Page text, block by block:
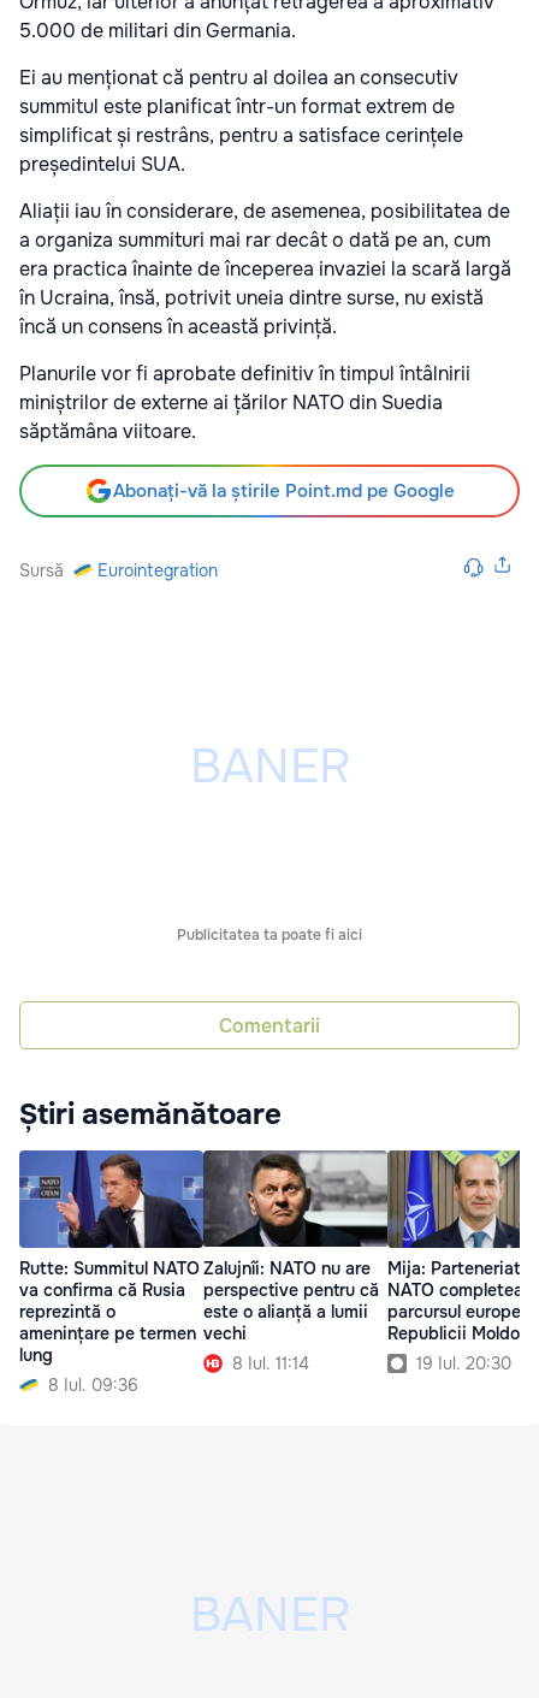
5.000 de militari din Germania.
Ei au menționat că pentru al doilea an consecutiv
summitul este planificat într-un format extrem de
simplificat și restrâns, pentru a satisface cerințele
președintelui SUA.
Aliații iau în considerare, de asemenea, posibilitatea de
a organiza summituri mai rar decât o dată pe an, cum
era practica înainte de începerea invaziei la scară largă
în Ucraina, însă, potrivit uneia dintre surse, nu există
încă un consens în această privință.
Planurile vor fi aprobate definitiv în timpul întâlnirii
miniștrilor de externe ai țărilor NATO din Suedia
săptămâna viitoare.
Abonați-vă la știrile Point.md pe Google
Sursă Eurointegration
Publicitatea ta poate fi aici
Comentarii
Știri asemănătoare
Rutte: Summitul NATO
va confirma că Rusia
reprezintă o
amenințare pe termen
lung
8 Iul. 09:36
Zalujnîi: NATO nu are
perspective pentru că
este o alianță a lumii
vechi
8 Iul. 11:14
Mija: Parteneriatul
NATO
parcursul
Republicii Moldova
19 Iul. 20:30